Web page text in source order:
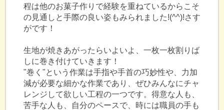
程は他のお菓子作りで経験を重ねているからこそ
の見通しと手際の良い姿もみられました!(^^)!さす
がです！
生地が焼きあがったらいよいよ、一枚一枚割りば
しに巻き付けていきます！
"巻く"という作業は手指や手首の巧妙性や、力加
減が必要な細かな作業であり、ぜひみんなにチャ
レンジして欲しい工程の一つです。得意な人も、
苦手な人も、自分のペースで、時には職員の手も